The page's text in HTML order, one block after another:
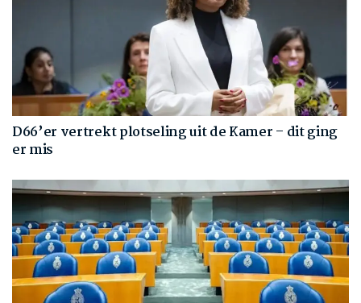
D66’er vertrekt plotseling uit de Kamer – dit ging
er mis